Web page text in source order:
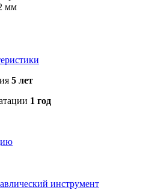
мм
5 лет
1 год
инструмент